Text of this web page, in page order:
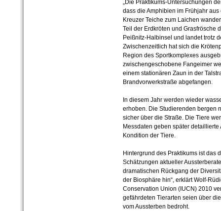
„Die Praktikums-Untersuchungen
dass die Amphibien im Frühjahr
Kreuzer Teiche zum Laichen
Teil der Erdkröten und Grasfrösche
Peißnitz-Halbinsel und landet trotz
Zwischenzeitlich hat sich die
Region des Sportkomplexes
zwischengeschobene Fangeimer
einem stationären Zaun in der
Brandvorwerkstraße abgefangen.
In diesem Jahr werden wieder
erhoben. Die Studierenden bergen
sicher über die Straße. Die Tiere
Messdaten geben später
Kondition der Tiere.
Hintergrund des Praktikums ist das
Schätzungen aktueller
dramatischen Rückgang der
der Biosphäre hin“, erklärt Wolf-
Conservation Union (IUCN) 2010
gefährdeten Tierarten seien über
vom Aussterben bedroht.